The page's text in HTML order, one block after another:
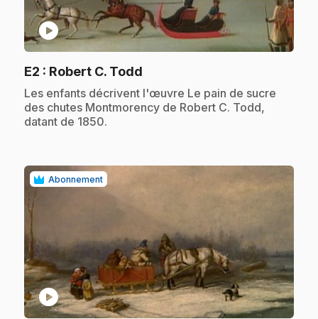
play_circle
E2 : Robert C. Todd
.Les enfants décrivent l'œuvre Le pain de sucre
des chutes Montmorency de Robert C. Todd,
datant de 1850.
Abonnement
play_circle